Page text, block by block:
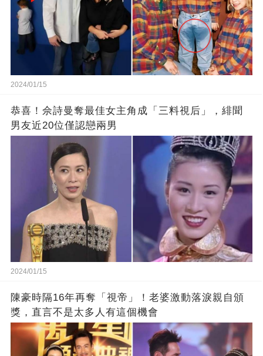
2024/01/15
恭喜！佘詩曼奪最佳女主角成「三料視后」，緋聞
男友近20位僅認戀兩男
2024/01/15
陳豪時隔16年再奪「視帝」！老婆激動落淚親自頒
獎，直言不是太多人有這個機會